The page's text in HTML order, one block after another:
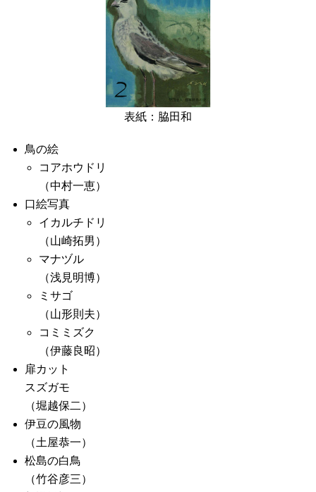
表紙：脇田和
鳥の絵
コアホウドリ
（中村一恵）
口絵写真
イカルチドリ
（山崎拓男）
マナヅル
（浅見明博）
ミサゴ
（山形則夫）
コミミズク
（伊藤良昭）
扉カット
スズガモ
（堀越保二）
伊豆の風物
（土屋恭一）
松島の白鳥
（竹谷彦三）